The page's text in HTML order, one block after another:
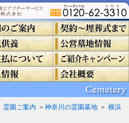
霊園ご案内 ＞ 神奈川の霊園墓地 ＞ 横浜